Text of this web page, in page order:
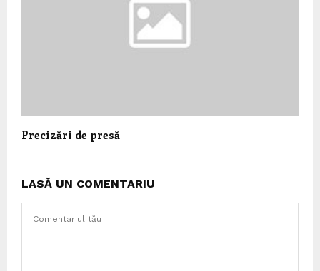
Precizări de presă
LASĂ UN COMENTARIU